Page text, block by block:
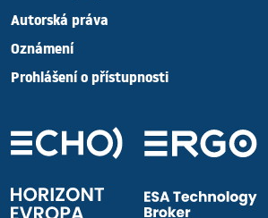
Autorská práva
Oznámení
Prohlášení o přístupnosti